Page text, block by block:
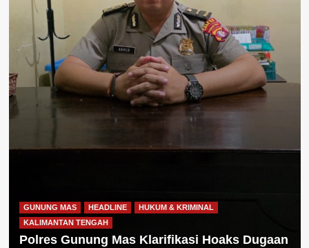
GUNUNG MAS HEADLINE
HUKUM & KRIMINAL
KALIMANTAN TENGAH
Polres Gunung Mas Klarifikasi Hoaks Dugaan